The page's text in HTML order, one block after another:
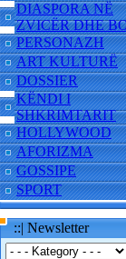
DIASPORA NË
ZVICËR DHE
PERSONAZH
ART KULTURË
DOSSIER
KËNDI I
SHKRIMTARIT
HOLLYWOOD
AFORIZMA
GOSSIPE
SPORT
::| Newsletter